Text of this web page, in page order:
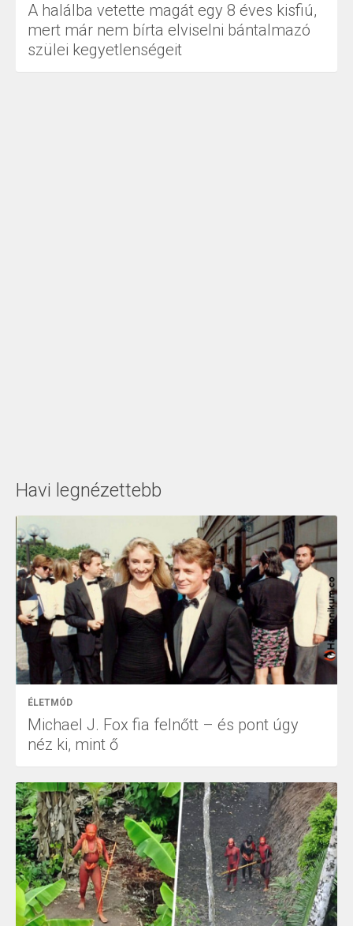
A halálba vetette magát egy 8 éves kisfiú,
mert már nem bírta elviselni bántalmazó
szülei kegyetlenségeit
Havi legnézettebb
ÉLETMÓD
Michael J. Fox fia felnőtt – és pont úgy
néz ki, mint ő